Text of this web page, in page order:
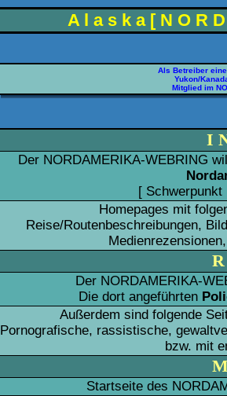
A l a s k a [ N O R
Als Betreiber
Yukon/
Mitglied im
I
Der NORDAMERIKA-WEBRING
[ Schwerpunkt
Homepages mit
Reise/Routenbeschreibungen,
Der NORDAMERIKA-
Die dort angeführten
Außerdem sind folgende
Pornografische, rassistische,
bzw. mit
Startseite des